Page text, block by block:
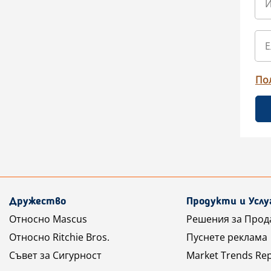
Дружество
Относно Mascus
Относно Ritchie Bros.
Съвет за Сигурност
Продукти и
Решения за
Пуснете реклама
Market Trends